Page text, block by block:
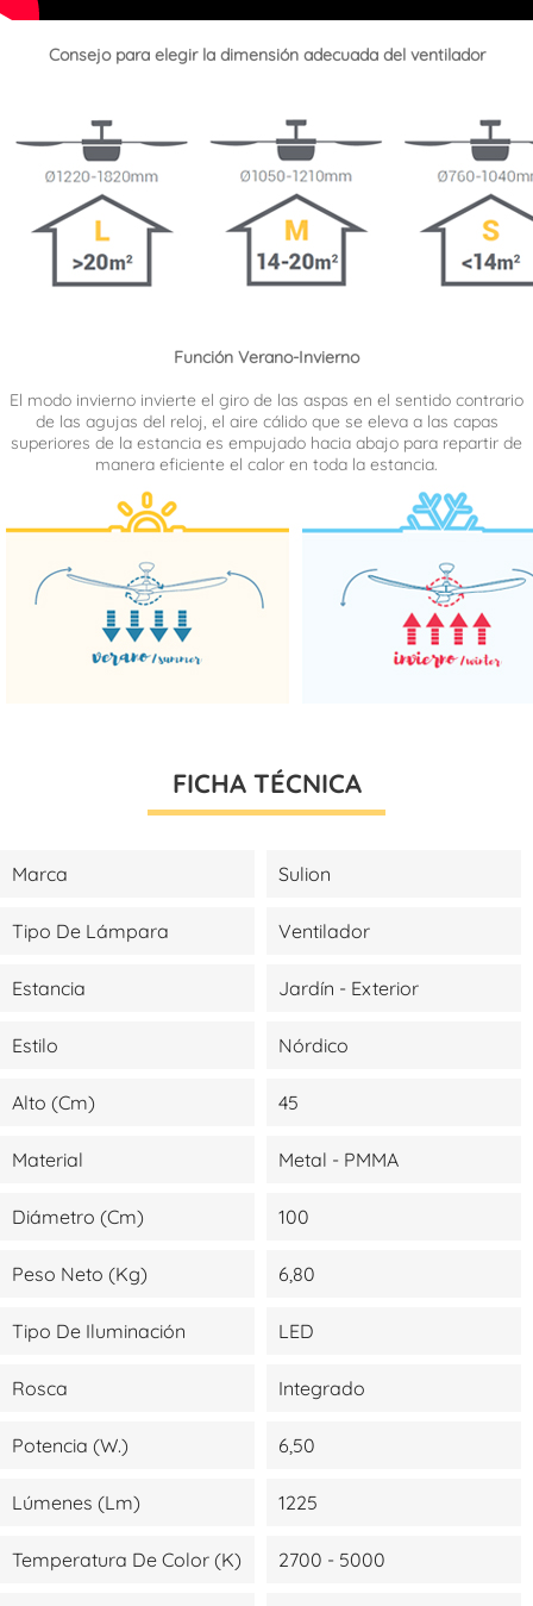
Consejo para elegir la dimensión adecuada del ventilador
Función Verano-Invierno
El modo invierno invierte el giro de las aspas en el sentido contrario
de las agujas del reloj, el aire cálido que se eleva a las capas
superiores de la estancia es empujado hacia abajo para repartir de
manera eficiente el calor en toda la estancia.
FICHA TÉCNICA
Marca Sulion
Tipo De Lámpara Ventilador
Estancia Jardín - Exterior
Estilo Nórdico
Alto (cm) 45
Material Metal - PMMA
Diámetro (cm) 100
Peso Neto (kg) 6,80
Tipo De Iluminación LED
Rosca Integrado
Potencia (W.) 6,50
Lúmenes (lm) 1225
Temperatura De Color (K) 2700 - 5000